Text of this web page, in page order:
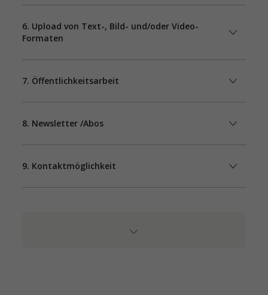
6. Upload von Text-, Bild- und/oder Video-
Formaten
7. Öffentlichkeitsarbeit
8. Newsletter /Abos
9. Kontaktmöglichkeit